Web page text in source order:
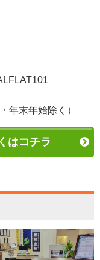
年末年始除く）
はコチラ